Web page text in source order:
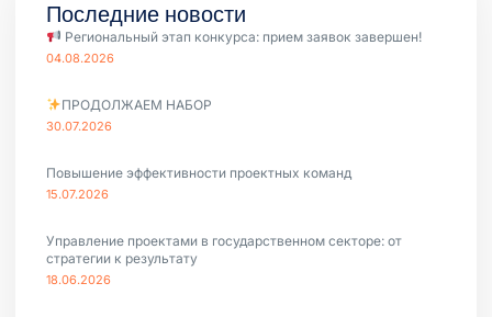
Последние новости
Региональный этап конкурса: прием заявок завершен!
04.08.2026
ПРОДОЛЖАЕМ НАБОР
30.07.2026
Повышение эффективности проектных команд
15.07.2026
Управление проектами в государственном секторе: от
стратегии к результату
18.06.2026